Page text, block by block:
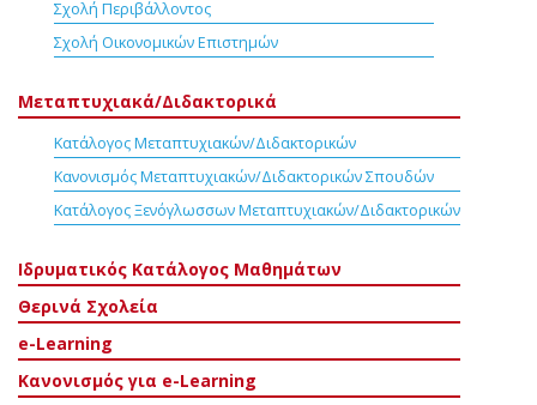
Σχολή Περιβάλλοντος
Σχολή Οικονομικών Επιστημών
Μεταπτυχιακά/Διδακτορικά
Κατάλογος Μεταπτυχιακών/Διδακτορικών
Κανονισμός Μεταπτυχιακών/Διδακτορικών Σπουδών
Κατάλογος Ξενόγλωσσων Μεταπτυχιακών/Διδακτορικών
Ιδρυματικός Κατάλογος Μαθημάτων
Θερινά Σχολεία
e-Learning
Κανονισμός για e-Learning